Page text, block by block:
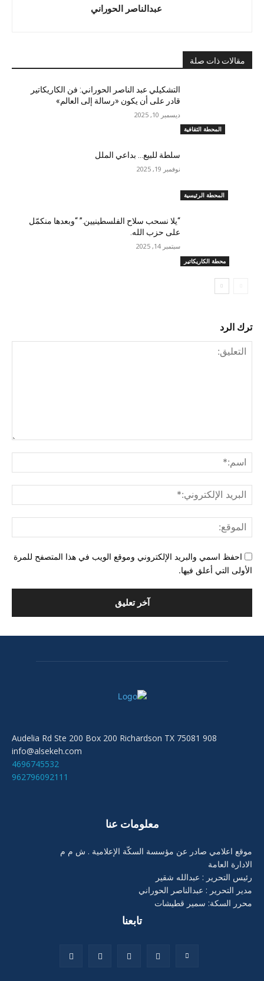
عبدالناصر الحوراني
مقالات ذات صلة
المحطة الثقافية
التشكيلي عبد الناصر الحوراني: فن الكاريكاتير
قادر على أن يكون «رسالة إلى العالم»
ديسمبر 10, 2025
المحطة الرئيسية
سلطة للبيع… بداعي الملل
نوفمبر 19, 2025
محطة الكاريكاتير
“يلا نسحب سلاح الفلسطينيين.” “وبعدها منكمّل
على حزب الله.
سبتمبر 14, 2025
ترك الرد
احفظ اسمي والبريد الإلكتروني وموقع الويب في هذا المتصفح للمرة
الأولى التي أعلق فيها.
908 Audelia Rd Ste 200 Box 200 Richardson TX 75081
info@alsekeh.com
4696745532
962796092111
معلومات عنا
موقع اعلامي صادر عن مؤسسة السكّة الإعلامية . ش م م
الادارة العامة
رئيس التحرير : عبدالله شقير
مدير التحرير : عبدالناصر الحوراني
محرر السكة: سمير قطيشات
تابعنا